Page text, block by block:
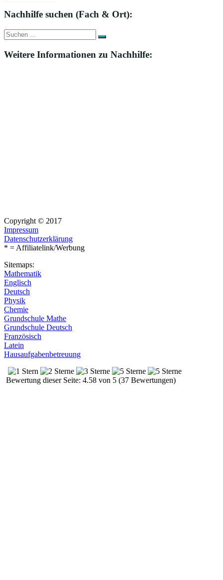
Nachhilfe suchen (Fach & Ort):
Suche
nach:
Suchen
Weitere Informationen zu Nachhilfe:
Copyright © 2017
Impressum
Datenschutzerklärung
* = Affiliatelink/Werbung
Sitemaps:
Mathematik
Englisch
Deutsch
Physik
Chemie
Grundschule Mathe
Grundschule Deutsch
Französisch
Latein
Hausaufgabenbetreuung
Bewertung dieser Seite: 4.58 von 5 (37 Bewertungen)